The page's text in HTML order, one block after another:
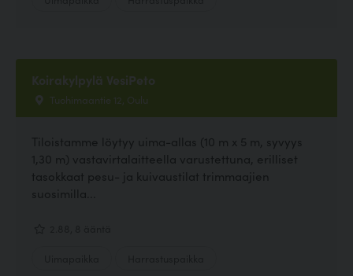
Koirakylpylä VesiPeto
Tuohimaantie 12, Oulu
Tiloistamme löytyy uima-allas (10 m x 5 m, syvyys
1,30 m) vastavirtalaitteella varustettuna, erilliset
tasokkaat pesu- ja kuivaustilat trimmaajien
suosimilla...